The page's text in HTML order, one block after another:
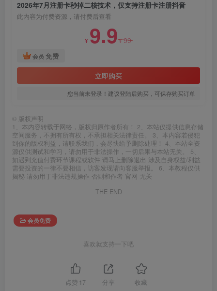
2026年7月注册卡秒掉二核技术，仅支持注册卡注册抖音
此内容为付费资源，请付费后查看
¥ 9.9¥99
会员 免费
立即购买
您当前未登录！建议登陆后购买，可保存购买订单
© 版权声明
1、本内容转载于网络，版权归原作者所有！ 2、本站仅提供信息存储
空间服务，不拥有所有权，不承担相关法律责任。 3、本内容若侵犯
到你的版权利益，请联系我们，会尽快给予删除处理！ 4、本站全资
源仅供测试和学习，请勿用于非法操作，一切后果与本站无关。 5、
如遇到充值付费环节课程或软件 请马上删除退出 涉及自身权益/利益
需要投资的一律不要相信，访客发现请向客服举报。 6、本教程仅供
揭秘 请勿用于非法违规操作 否则和作者 官网 无关
THE END
会员免费
喜欢就支持一下吧
点赞 17 分享 收藏